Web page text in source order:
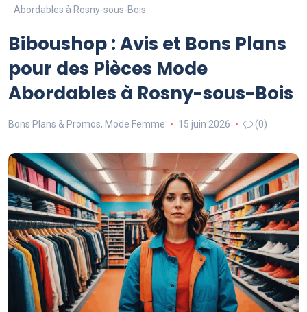
Abordables à Rosny-sous-Bois
Biboushop : Avis et Bons Plans
pour des Pièces Mode
Abordables à Rosny-sous-Bois
Bons Plans & Promos, Mode Femme 15 juin 2026 (0)